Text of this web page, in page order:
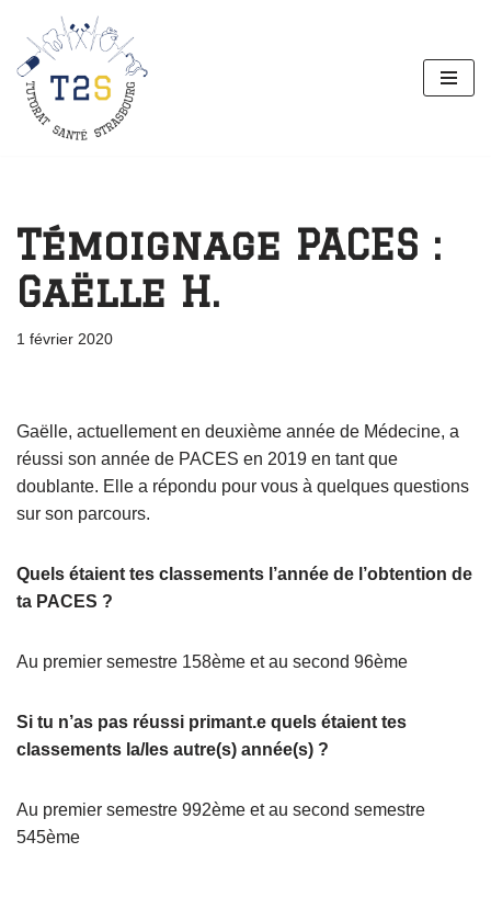
Aller
au
contenu
Témoignage PACES :
Gaëlle H.
1 février 2020
Gaëlle, actuellement en deuxième année de Médecine, a
réussi son année de PACES en 2019 en tant que
doublante. Elle a répondu pour vous à quelques questions
sur son parcours.
Quels étaient tes classements l’année de l’obtention de
ta PACES ?
Au premier semestre 158ème et au second 96ème
Si tu n’as pas réussi primant.e quels étaient tes
classements la/les autre(s) année(s) ?
Au premier semestre 992ème et au second semestre
545ème